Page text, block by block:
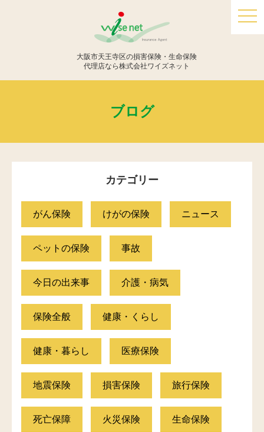
大阪市天王寺区の損害保険・生命保険
代理店なら株式会社ワイズネット
ブログ
カテゴリー
がん保険 けがの保険 ニュース
ペットの保険 事故
今日の出来事 介護・病気
保険全般 健康・くらし
健康・暮らし 医療保険
地震保険 損害保険 旅行保険
死亡保障 火災保険 生命保険